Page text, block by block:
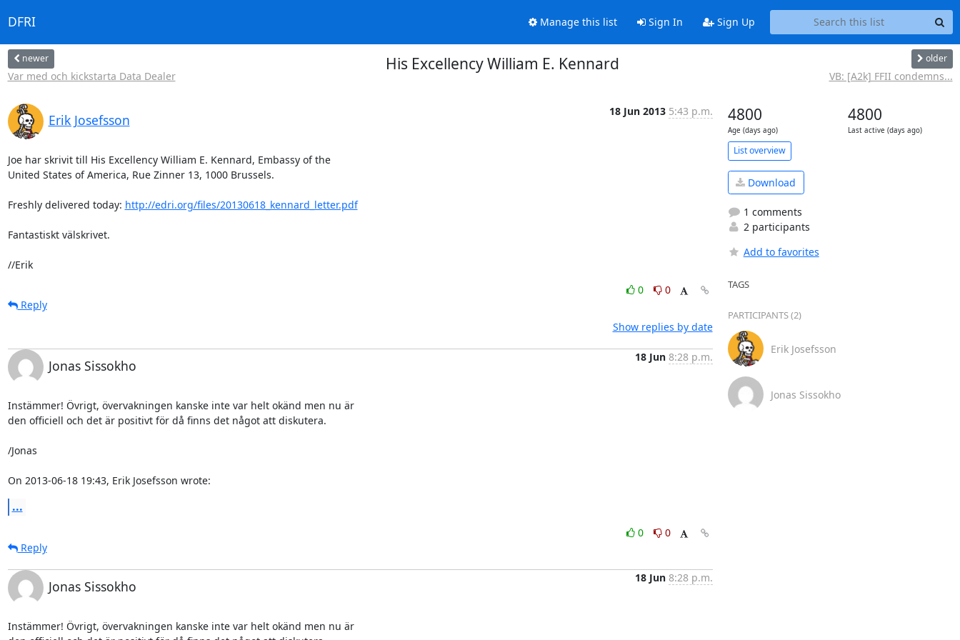
DFRI Manage this list Sign In Sign Up
newer
Var med och kickstarta Data Dealer
His Excellency William E. Kennard older
VB: [A2k] FFII condemns...
Erik Josefsson
18 Jun 2013 5:43 p.m.
Joe har skrivit till His Excellency William E. Kennard, Embassy of the
United States of America, Rue Zinner 13, 1000 Brussels.
Freshly delivered today: http://edri.org/files/20130618_kennard_letter.pdf
Fantastiskt välskrivet.
//Erik
0
0
Reply
Show replies by date
Jonas Sissokho
18 Jun 8:28 p.m.
Instämmer! Övrigt, övervakningen kanske inte var helt okänd men nu är
den officiell och det är positivt för då finns det något att diskutera.
/Jonas
On 2013-06-18 19:43, Erik Josefsson wrote:
...
0
0
Reply
Jonas Sissokho
18 Jun 8:28 p.m.
Instämmer! Övrigt, övervakningen kanske inte var helt okänd men nu är
4800
Age (days ago)
4800
Last active (days ago)
List overview
Download
1 comments
2 participants
Add to favorites
TAGS
PARTICIPANTS (2)
Erik Josefsson
Jonas Sissokho